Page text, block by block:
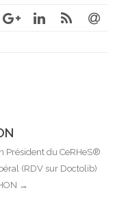
Président du CeRHeS®
(RDV sur Doctolib)
→